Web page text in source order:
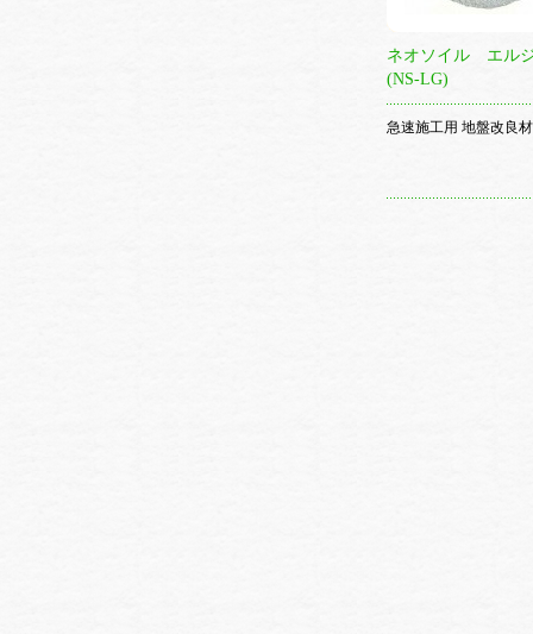
ネオソイル エル
(NS-LG)
急速施工用 地盤改良材